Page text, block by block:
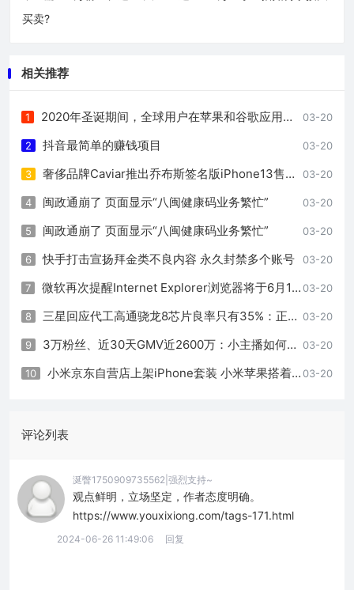
买卖?
相关推荐
03-20
1 2020年圣诞期间，全球用户在苹果和谷歌应用商店支出超4亿美元
03-20
2 抖音最简单的赚钱项目
03-20
3 奢侈品牌Caviar推出乔布斯签名版iPhone13售价17万元
03-20
4 闽政通崩了 页面显示“八闽健康码业务繁忙”
03-20
5 闽政通崩了 页面显示“八闽健康码业务繁忙”
03-20
6 快手打击宣扬拜金类不良内容 永久封禁多个账号
03-20
7 微软再次提醒Internet Explorer浏览器将于6月15日停止支持
03-20
8 三星回应代工高通骁龙8芯片良率只有35%：正努力改善
03-20
9 3万粉丝、近30天GMV近2600万：小主播如何承接大买卖?
03-20
10 小米京东自营店上架iPhone套装 小米苹果搭着卖
评论列表
涎瞥1750909735562|强烈支持~
观点鲜明，立场坚定，作者态度明确。
https://www.youxixiong.com/tags-171.html
2024-06-26 11:49:06 回复